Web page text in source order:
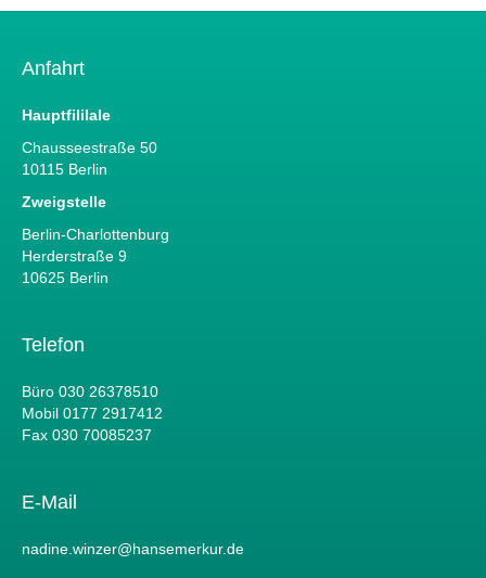
Anfahrt
Hauptfililale
Chausseestraße 50
10115 Berlin
Zweigstelle
Berlin-Charlottenburg
Herderstraße 9
10625 Berlin
Telefon
Büro 030 26378510
Mobil 0177 2917412
Fax 030 70085237
E-Mail
nadine.winzer@hansemerkur.de